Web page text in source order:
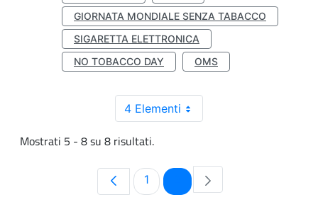
GIORNATA MONDIALE SENZA TABACCO
SIGARETTA ELETTRONICA
NO TOBACCO DAY
OMS
4 Elementi
Mostrati 5 - 8 su 8 risultati.
Pagina
1 Pagina